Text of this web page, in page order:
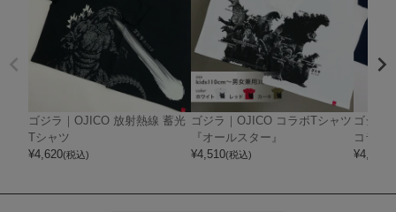
ゴジラ｜OJICO 放射熱線 蓄光
Tシャツ
¥4,620(税込)
ゴジラ｜OJICO コラボTシャツ
『オールスター』
¥4,510(税込)
ゴジラ
コラボ
¥4,290